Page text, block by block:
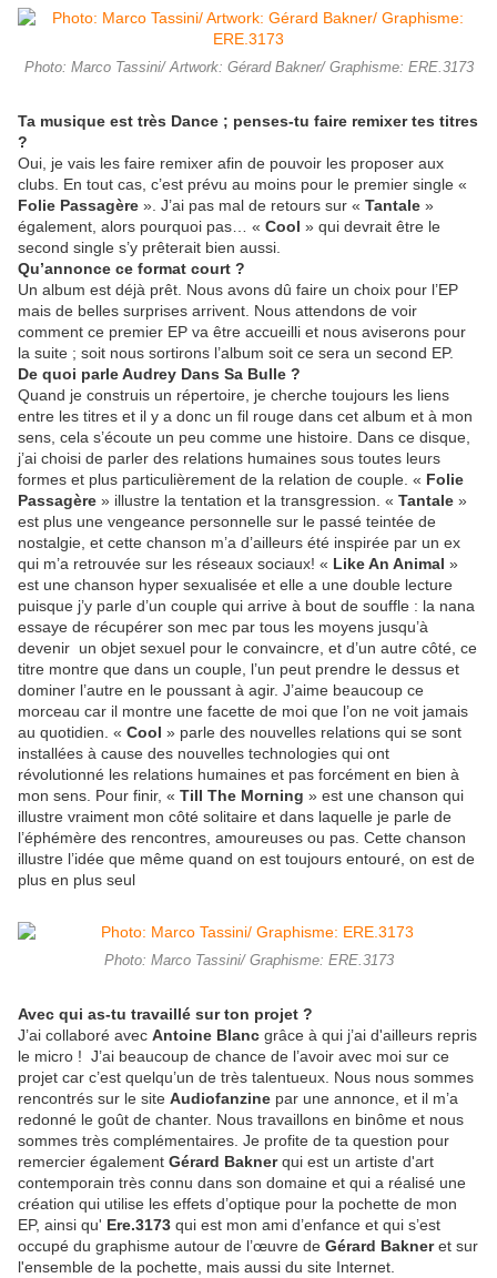
Photo: Marco Tassini/ Artwork: Gérard Bakner/ Graphisme: ERE.3173
Ta musique est très Dance ; penses-tu faire remixer tes titres
?
Oui, je vais les faire remixer afin de pouvoir les proposer aux
clubs. En tout cas, c’est prévu au moins pour le premier single «
Folie Passagère ». J’ai pas mal de retours sur « Tantale »
également, alors pourquoi pas… « Cool » qui devrait être le
second single s’y prêterait bien aussi.
Qu’annonce ce format court ?
Un album est déjà prêt. Nous avons dû faire un choix pour l’EP
mais de belles surprises arrivent. Nous attendons de voir
comment ce premier EP va être accueilli et nous aviserons pour
la suite ; soit nous sortirons l’album soit ce sera un second EP.
De quoi parle Audrey Dans Sa Bulle ?
Quand je construis un répertoire, je cherche toujours les liens
entre les titres et il y a donc un fil rouge dans cet album et à mon
sens, cela s’écoute un peu comme une histoire. Dans ce disque,
j’ai choisi de parler des relations humaines sous toutes leurs
formes et plus particulièrement de la relation de couple. « Folie
Passagère » illustre la tentation et la transgression. « Tantale »
est plus une vengeance personnelle sur le passé teintée de
nostalgie, et cette chanson m’a d’ailleurs été inspirée par un ex
qui m’a retrouvée sur les réseaux sociaux! « Like An Animal »
est une chanson hyper sexualisée et elle a une double lecture
puisque j’y parle d’un couple qui arrive à bout de souffle : la nana
essaye de récupérer son mec par tous les moyens jusqu’à
devenir un objet sexuel pour le convaincre, et d’un autre côté, ce
titre montre que dans un couple, l’un peut prendre le dessus et
dominer l’autre en le poussant à agir. J’aime beaucoup ce
morceau car il montre une facette de moi que l’on ne voit jamais
au quotidien. « Cool » parle des nouvelles relations qui se sont
installées à cause des nouvelles technologies qui ont
révolutionné les relations humaines et pas forcément en bien à
mon sens. Pour finir, « Till The Morning » est une chanson qui
illustre vraiment mon côté solitaire et dans laquelle je parle de
l’éphémère des rencontres, amoureuses ou pas. Cette chanson
illustre l’idée que même quand on est toujours entouré, on est de
plus en plus seul
Photo: Marco Tassini/ Graphisme: ERE.3173
Avec qui as-tu travaillé sur ton projet ?
J’ai collaboré avec Antoine Blanc grâce à qui j’ai d'ailleurs repris
le micro ! J’ai beaucoup de chance de l’avoir avec moi sur ce
projet car c’est quelqu’un de très talentueux. Nous nous sommes
rencontrés sur le site Audiofanzine par une annonce, et il m’a
redonné le goût de chanter. Nous travaillons en binôme et nous
sommes très complémentaires. Je profite de ta question pour
remercier également Gérard Baknerqui est un artiste d'art
contemporain très connu dans son domaine et qui a réalisé une
création qui utilise les effets d’optique pour la pochette de mon
EP, ainsi qu' Ere.3173 qui est mon ami d’enfance et qui s’est
occupé du graphisme autour de l’œuvre de Gérard Bakneret sur
l'ensemble de la pochette, mais aussi du site Internet.